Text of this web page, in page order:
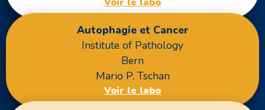
Autophagie et Cancer
Institute of Pathology
Bern
Mario P. Tschan
Voir le labo